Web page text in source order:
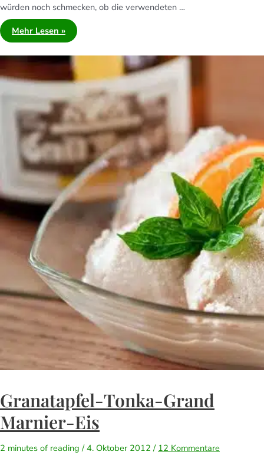
würden noch schmecken, ob die verwendeten …
Mehr Lesen »
Granatapfel-Tonka-Grand
Marnier-Eis
2 minutes of reading /4. Oktober 2012/ 12 Kommentare